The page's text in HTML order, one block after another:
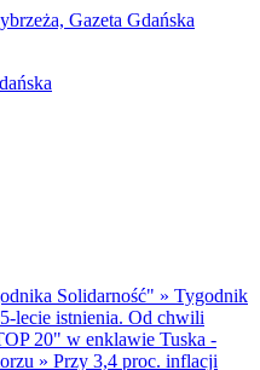
Solidarność" » Tygodnik
lecie istnienia. Od chwili
20" w enklawie Tuska -
» Przy 3,4 proc. inflacji